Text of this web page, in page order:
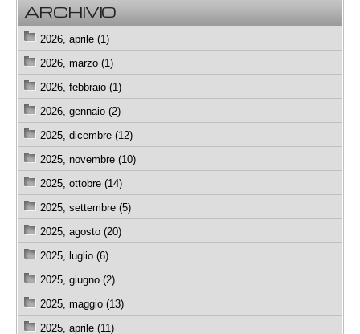
ARCHIVIO
2026, aprile (1)
2026, marzo (1)
2026, febbraio (1)
2026, gennaio (2)
2025, dicembre (12)
2025, novembre (10)
2025, ottobre (14)
2025, settembre (5)
2025, agosto (20)
2025, luglio (6)
2025, giugno (2)
2025, maggio (13)
2025, aprile (11)